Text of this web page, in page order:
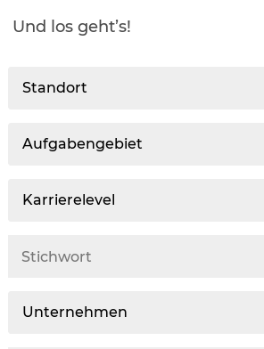
Und los geht’s!
Standort
Aufgabengebiet
Karrierelevel
Unternehmen